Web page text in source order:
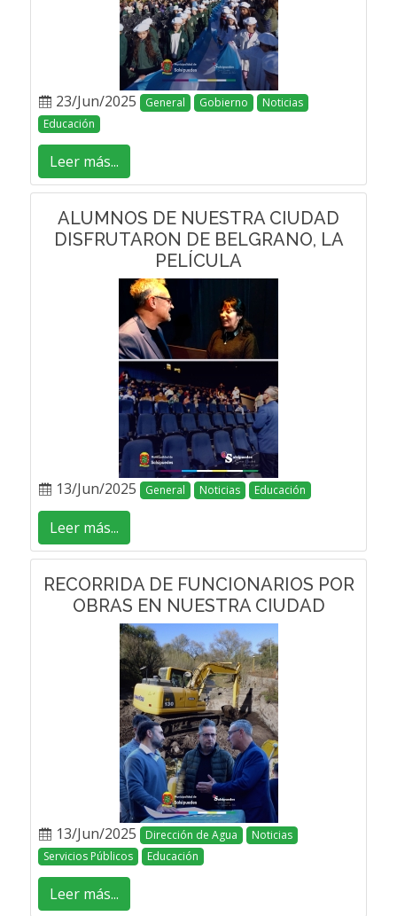
23/Jun/2025 General Gobierno
Noticias
Educación
Leer más...
ALUMNOS DE NUESTRA CIUDAD
DISFRUTARON DE BELGRANO, LA
PELÍCULA
13/Jun/2025 General Noticias Educación
Leer más...
RECORRIDA DE FUNCIONARIOS POR
OBRAS EN NUESTRA CIUDAD
13/Jun/2025 Dirección de Agua
Noticias
Servicios Públicos
Educación
Leer más...